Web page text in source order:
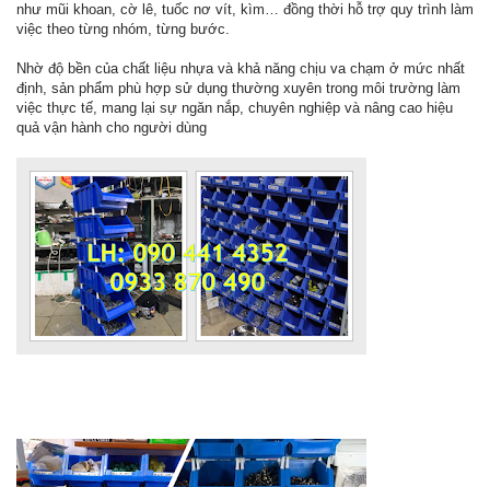
như mũi khoan, cờ lê, tuốc nơ vít, kìm… đồng thời hỗ trợ quy trình làm
việc theo từng nhóm, từng bước.
Nhờ độ bền của chất liệu nhựa và khả năng chịu va chạm ở mức nhất
định, sản phẩm phù hợp sử dụng thường xuyên trong môi trường làm
việc thực tế, mang lại sự ngăn nắp, chuyên nghiệp và nâng cao hiệu
quả vận hành cho người dùng